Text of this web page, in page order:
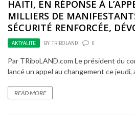
HAÏTI, EN RÉPONSE À
MILLIERS DE
SÉCURITÉ RENFORCÉE,
AKTYALITE BY TRIBOLAND 0
Par TRiboLAND.com Le président du
lancé un appel au changement ce
READ MORE